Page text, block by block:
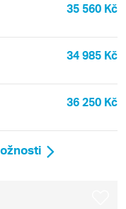
35 560 Kč
34 985 Kč
36 250 Kč